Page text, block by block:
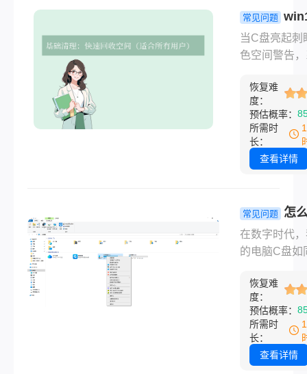
理c盘空间呢
将提供一套
装系统、安
盖从新手到
全套技巧，
松释放30GB
间！
常见问题
盘满了怎么
理？超详细
当C盘亮起刺
色空间警告
安装新软件
错——这无疑
个Windows
的噩梦。别
装系统！那么
供10大高效
略，从零风
操作到深度
手把手教你
放宝贵空间
重获新生。
恢复难
度：
预估概率：
所需时
长：
查看详情
常见问题 怎
电脑c盘？
效清理方法
在数字时代
的电脑C盘如
着操作系统
程序与日常
然而，这块
空间却常常
不觉中被各
恢复难
度：
预估概率：
所需时
长：
查看详情